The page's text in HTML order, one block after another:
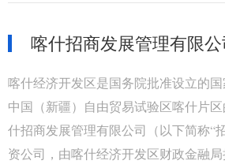
喀什经济开发区是国务院批准设立的
中国（新疆）自由贸易试验区喀什片
什招商发展管理有限公司（以下简称“
资公司，由喀什经济开发区财政金融